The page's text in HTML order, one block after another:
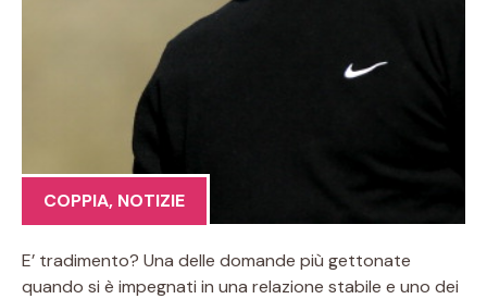
COPPIA, NOTIZIE
E’ tradimento? Una delle domande più gettonate
quando si è impegnati in una relazione stabile e uno dei